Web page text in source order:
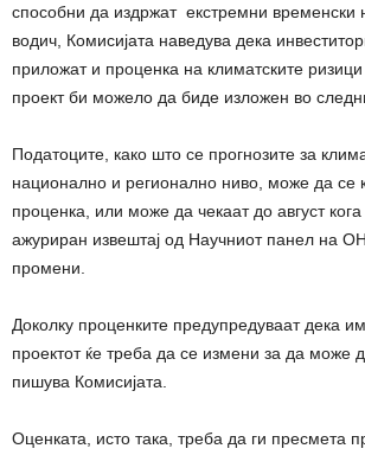
способни да издржат екстремни временски
водич, Комисијата наведува дека
приложат и проценка на климатските
проект би можело да биде изложен во
Податоците, како што се прогнозите за
национално и регионално ниво, може да се
проценка, или може да чекаат до август
ажуриран извештај од Научниот панел на
промени.
Доколку проценките предупредуваат дека
проектот ќе треба да се измени за да може
пишува Комисијата.
Оценката, исто така, треба да ги пресмета